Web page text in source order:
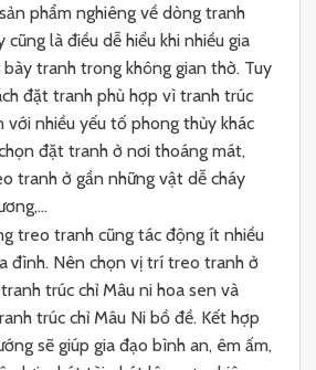
phẩm nghiêng về dòng tranh
là điều dễ hiểu khi nhiều gia
tranh trong không gian thờ. Tuy
đặt tranh phù hợp vì tranh trúc
với nhiều yếu tố phong thủy khác
đặt tranh ở nơi thoáng mát,
tranh ở gần những vật dễ cháy
treo tranh cũng tác động ít nhiều
đình. Nên chọn vị trí treo tranh ở
trúc chỉ Mâu ni hoa sen và
trúc chỉ Mâu Ni bồ đề. Kết hợp
sẽ giúp gia đạo bình an, êm ấm,